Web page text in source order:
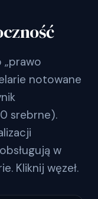
„prawo
notowane
srebrne).
w
Kliknij węzeł.